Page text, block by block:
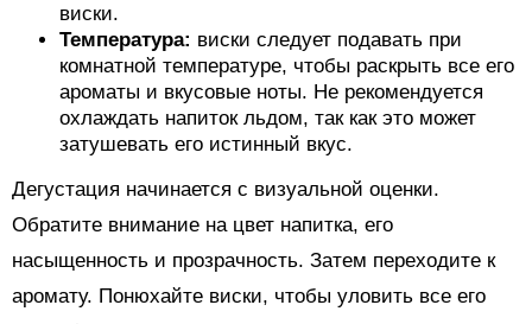
виски.
Температура: виски следует подавать при
комнатной температуре, чтобы раскрыть все его
ароматы и вкусовые ноты. Не рекомендуется
охлаждать напиток льдом, так как это может
затушевать его истинный вкус.
Дегустация начинается с визуальной оценки.
Обратите внимание на цвет напитка, его
насыщенность и прозрачность. Затем переходите к
аромату. Понюхайте виски, чтобы уловить все его